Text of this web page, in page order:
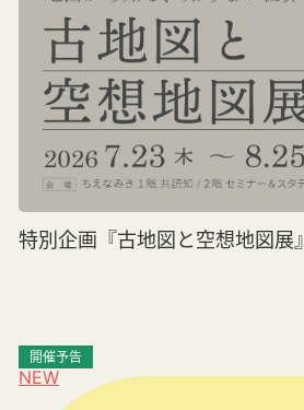
特別企画『古地図と空想地図展』
NEW
開催予告